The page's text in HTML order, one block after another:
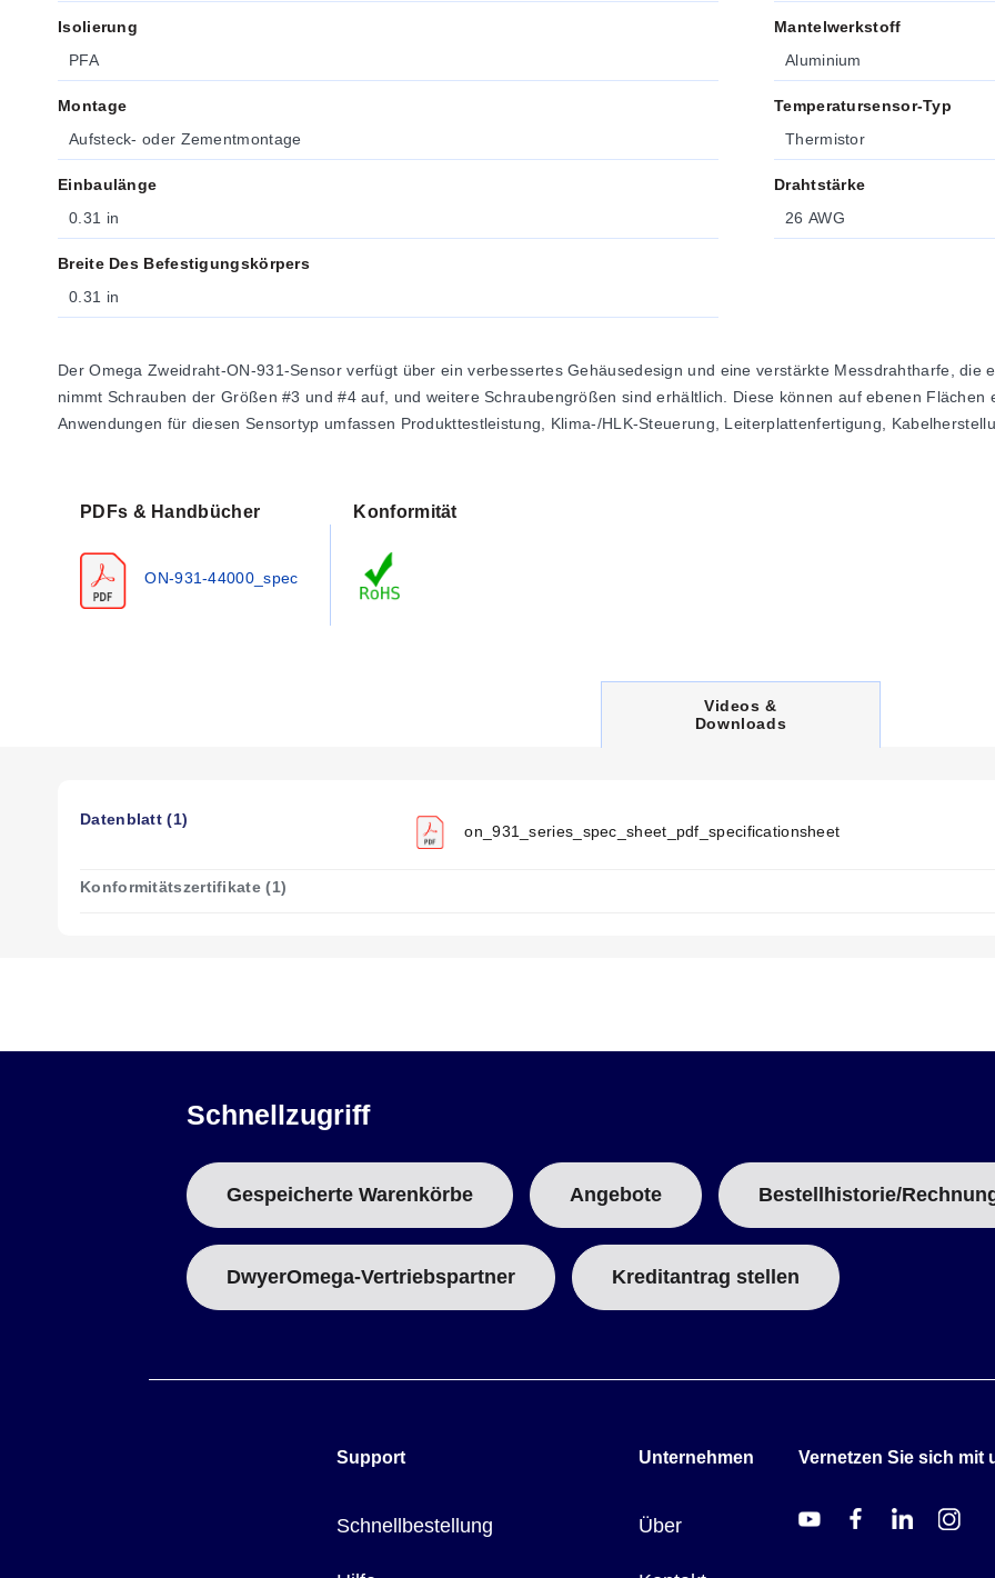
Isolierung
PFA
Montage
Aufsteck- oder Zementmontage
Einbaulänge
0.31 in
Breite Des Befestigungskörpers
0.31 in
Mantelwerkstoff
Aluminium
Temperatursensor-Typ
Thermistor
Drahtstärke
26 AWG
Der Omega Zweidraht-ON-931-Sensor verfügt über ein verbessertes Gehäusedesign und eine verstärkte Messdrahtharfe, die
nimmt Schrauben der Größen #3 und #4 auf, und weitere Schraubengrößen sind erhältlich. Diese können auf ebenen Flächen
Anwendungen für diesen Sensortyp umfassen Produkttestleistung, Klima-/HLK-Steuerung, Leiterplattenfertigung,
PDFs & Handbücher
ON-931-44000_spec
Konformität
C
U
T
Videos &
Downloads
Datenblatt (1)
on_931_series_spec_sheet_pdf_specificationsheet
Konformitätszertifikate (1)
Schnellzugriff
Gespeicherte Warenkörbe Angebote Bestellhistorie/
DwyerOmega-Vertriebspartner Kreditantrag stellen
Support
Schnellbestellung
Unternehmen
Über
Vernetzen Sie sich mit